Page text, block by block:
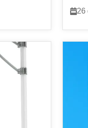
26